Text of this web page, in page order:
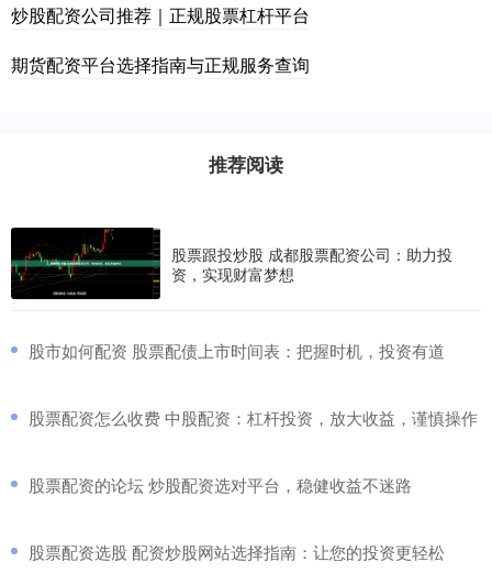
炒股配资公司推荐｜正规股票杠杆平台
期货配资平台选择指南与正规服务查询
推荐阅读
股票跟投炒股 成都股票配资公司：助力投
资，实现财富梦想
​股市如何配资 股票配债上市时间表：把握时机，投资有道
​股票配资怎么收费 中股配资：杠杆投资，放大收益，谨慎操作
​股票配资的论坛 炒股配资选对平台，稳健收益不迷路
​股票配资选股 配资炒股网站选择指南：让您的投资更轻松